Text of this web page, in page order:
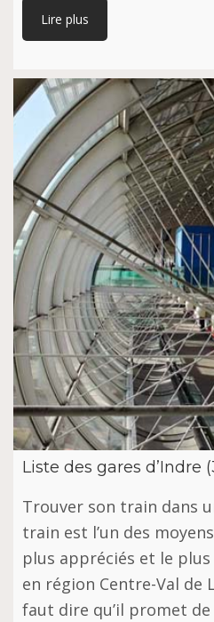
Lire plus
Liste des gares d’Indre
Trouver son train dans
train est l’un des
plus appréciés et le plus
en région Centre-Val de
faut dire qu’il promet